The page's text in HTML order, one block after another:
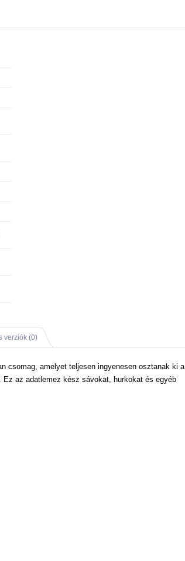
verziók (0)
csomag, amelyet teljesen ingyenesen osztanak ki a
Ez az adatlemez kész sávokat, hurkokat és egyéb